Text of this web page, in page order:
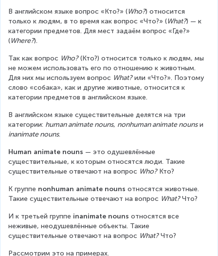
В английском языке вопрос «Кто?» (Who?) относится
только к людям, в то время как вопрос «Что?» (What?) — к
категории предметов. Для мест задаём вопрос «Где?»
(Where?).
Так как вопрос Who? (Кто?) относится только к людям, мы
не можем использовать его по отношению к животным.
Для них мы используем вопрос What? или «Что?». Поэтому
слово «собака», как и другие животные, относится к
категории предметов в английском языке.
В английском языке существительные делятся на три
категории: human animate nouns, nonhuman animate nouns и
inanimate nouns.
Human animate nouns — это одушевлённые
существительные, к которым относятся люди. Такие
существительные отвечают на вопрос Who? Кто?
К группе nonhuman animate nouns относятся животные.
Такие существительные отвечают на вопрос What? Что?
И к третьей группе inanimate nouns относятся все
неживые, неодушевлённые объекты. Такие
существительные отвечают на вопрос What? Что?
Рассмотрим это на примерах.